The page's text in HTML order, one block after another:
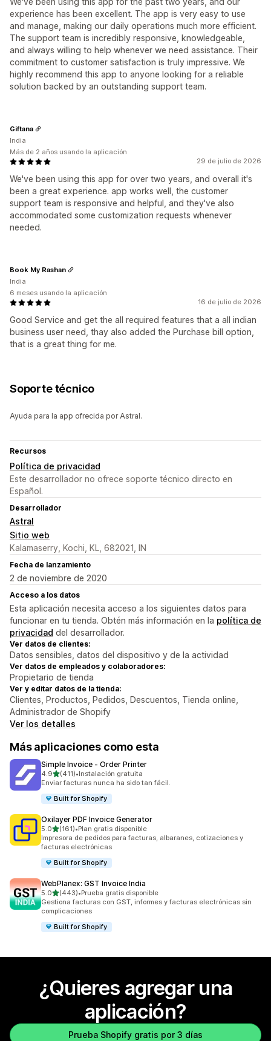
experience has been excellent. The app is very easy to use
and manage, making our daily operations much more efficient.
The support team is incredibly responsive, knowledgeable,
and always willing to help whenever we need assistance. Their
commitment to customer satisfaction is truly impressive. We
highly recommend this app to anyone looking for a reliable
solution backed by an outstanding support team.
29 de julio de 2026
We've been using this app for over two years, and overall it's
been a great experience. app works well, the customer
support team is responsive and helpful, and they've also
accommodated some customization requests whenever
needed.
Giftana
India
Más de 2 años usando la aplicación
16 de julio de 2026
Good Service and get the all required features that a all indian
business user need, thay also added the Purchase bill option,
that is a great thing for me.
Book My Rashan
India
6 meses usando la aplicación
Soporte técnico
Ayuda para la app ofrecida por Astral.
Recursos
Política de privacidad
Este desarrollador no ofrece soporte técnico directo en
Español.
Desarrollador
Astral
Sitio web
Kalamaserry, Kochi, KL, 682021, IN
Fecha de lanzamiento
2 de noviembre de 2020
Acceso a los datos
Esta aplicación necesita acceso a los siguientes datos para
funcionar en tu tienda. Obtén más información en la política de
privacidad del desarrollador.
Ver datos de clientes:
Datos sensibles, datos del dispositivo y de la actividad
Ver datos de empleados y colaboradores:
Propietario de tienda
Ver y editar datos de la tienda:
Clientes, Productos, Pedidos, Descuentos, Tienda online,
Administrador de Shopify
Ver los detalles
Más aplicaciones como esta
Simple Invoice ‑ Order Printer
4.9de 5 estrellas
(411)
411 reseñas en total
•Instalación gratuita
Enviar facturas nunca ha sido tan fácil.
Built for Shopify
Oxilayer PDF Invoice Generator
5.0de 5 estrellas
(161)
161 reseñas en total
•Plan gratis disponible
Impresora de pedidos para facturas, albaranes, cotizaciones y
facturas electrónicas
Built for Shopify
WebPlanex: GST Invoice India
5.0de 5 estrellas
(443)
443 reseñas en total
•Prueba gratis disponible
Gestiona facturas con GST, informes y facturas electrónicas sin
complicaciones
Built for Shopify
¿Quieres agregar una
aplicación?
Prueba Shopify gratis por 3 días